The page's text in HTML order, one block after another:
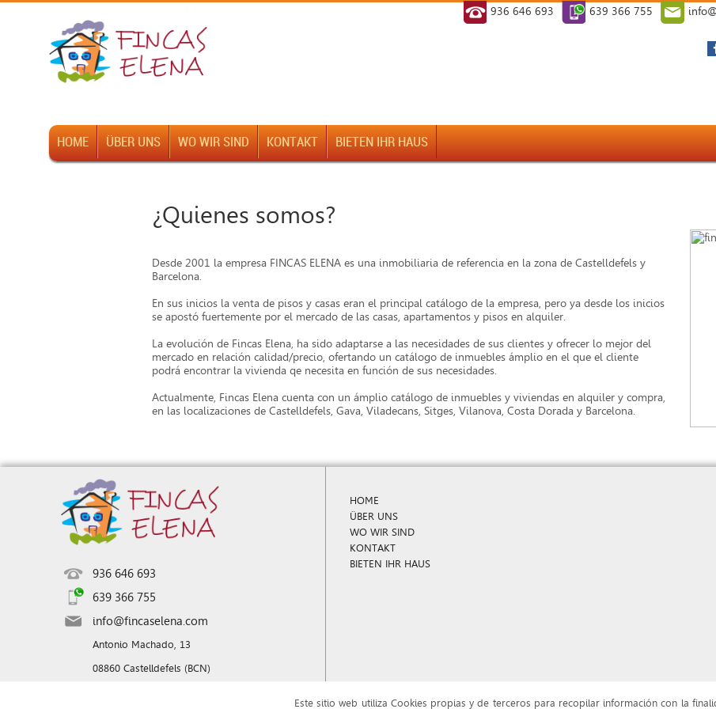
639 366 755
936 646 693
HOME ÜBER UNS WO WIR SIND KONTAKT BIETEN IHR HAUS
¿Quienes somos?
Desde 2001 la empresa FINCAS ELENA es una inmobiliaria de referencia en la zona de Castelldefels y
Barcelona.
En sus inicios la venta de pisos y casas eran el principal catálogo de la empresa, pero ya desde los inicios
se apostó fuertemente por el mercado de las casas, apartamentos y pisos en alquiler.
La evolución de Fincas Elena, ha sido adaptarse a las necesidades de sus clientes y ofrecer lo mejor del
mercado en relación calidad/precio, ofertando un catálogo de inmuebles ámplio en el que el cliente
podrá encontrar la vivienda qe necesita en función de sus necesidades.
Actualmente, Fincas Elena cuenta con un ámplio catálogo de inmuebles y viviendas en alquiler y compra,
en las localizaciones de Castelldefels, Gava, Viladecans, Sitges, Vilanova, Costa Dorada y Barcelona.
936 646 693
639 366 755
info@fincaselena.com
Antonio Machado, 13
08860 Castelldefels (BCN)
HOME
ÜBER UNS
WO WIR SIND
KONTAKT
BIETEN IHR HAUS
Este sitio web utiliza Cookies propias y de terceros para recopilar información con la